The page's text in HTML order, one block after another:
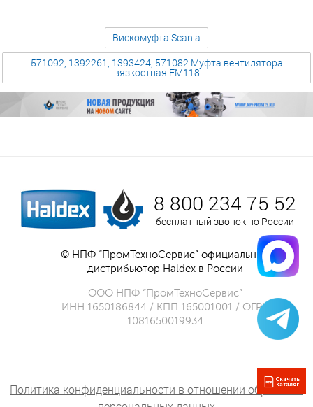
Вискомуфта Scania
571092, 1392261, 1393424, 571082 Муфта вентилятора
вязкостная FM118
8 800 234 75 52
бесплатный звонок по России
© НПФ “ПромТехноСервис” официальный
дистрибьютор Haldex в России
ООО НПФ “ПромТехноСервис”
ИНН 1650186844 / КПП 165001001 / ОГРН
1081650019934
Политика конфиденциальности в отношении обработки